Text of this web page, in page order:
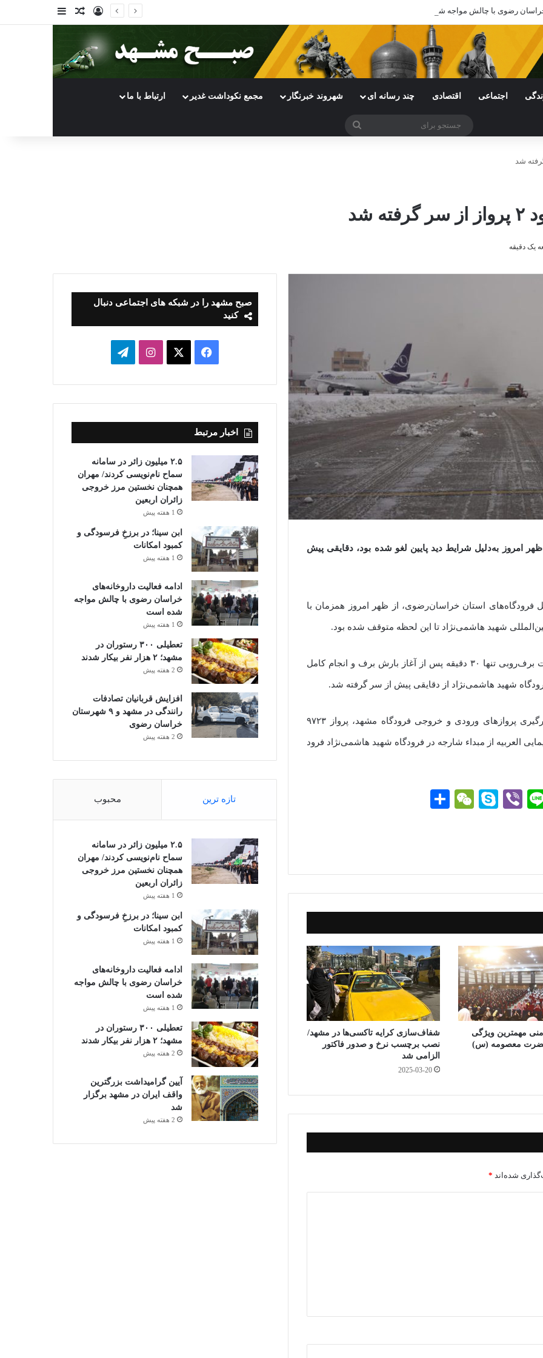
خراسان رضوی با چالش مواجه شده است ورودنوشته تصادفی
سایدبار
اجتماعی اقتصادی چند رسانه ای شهروند خبرنگار مجمع نکوداشت غدیر ارتباط با ما
جستجو
یک دقیقه
امروز به‌دلیل شرایط دید پایین لغو شده بود، دقایقی پیش
استان خراسان‌رضوی، از ظهر امروز همزمان با
شهید هاشمی‌نژاد تا این لحظه متوقف شده بود.
با تلاش بی‌وقفه پرسنل فرودگاه مشهد و انجام عملیات برف‌روبی تنها ۳۰ دقیقه پس از آغاز بارش برف و انجام کامل
شهید هاشمی‌نژاد از دقایقی پیش از سر گرفته شد.
براساس این گزارش، لحظاتی پیش نیز در پی از سرگیری پروازهای ورودی و خروجی فرودگاه مشهد، پرواز ۹۷۲۳
ایرتور از مبداء دبی و پرواز ۲۰۵ هواپیمایی العربیه از مبداء شارجه در فرودگاه شهید هاشمی‌نژاد فرود
Li
Vi
S
W
t
ک
گذ
ار
ی
مهمترین ویژگی‌
حضرت معصومه (س)
شفاف‌سازی کرایه تاکسی‌ها در مشهد/
نصب برچسب نرخ و صدور فاکتور
الزامی شد
2025-03-20
شده‌اند *
صبح مشهد را در شبکه های اجتماعی دنبال
کنید
فیسبوک ایکساینستاگرامتلگرام
اخبار مرتبط
۲.۵ میلیون زائر در سامانه
سماح نام‌نویسی کردند/ مهران
همچنان نخستین مرز خروجی
زائران اربعین
1 هفته پیش
ابن سینا؛ در برزخِ فرسودگی و
کمبود امکانات
1 هفته پیش
ادامه فعالیت داروخانه‌های
خراسان رضوی با چالش مواجه
شده است
1 هفته پیش
تعطیلی ۳۰۰ رستوران در
مشهد؛ ۲ هزار نفر بیکار شدند
2 هفته پیش
افزایش قربانیان تصادفات
رانندگی در مشهد و ۹ شهرستان
خراسان رضوی
2 هفته پیش
تازه ترین محبوب
۲.۵ میلیون زائر در سامانه
سماح نام‌نویسی کردند/ مهران
همچنان نخستین مرز خروجی
زائران اربعین
1 هفته پیش
ابن سینا؛ در برزخِ فرسودگی و
کمبود امکانات
1 هفته پیش
ادامه فعالیت داروخانه‌های
خراسان رضوی با چالش مواجه
شده است
1 هفته پیش
تعطیلی ۳۰۰ رستوران در
مشهد؛ ۲ هزار نفر بیکار شدند
2 هفته پیش
آیین گرامیداشت بزرگترین
واقف ایران در مشهد برگزار
شد
2 هفته پیش